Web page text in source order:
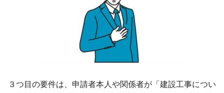
３つ目の要件は、申請者本人や関係者が「建設工事につい